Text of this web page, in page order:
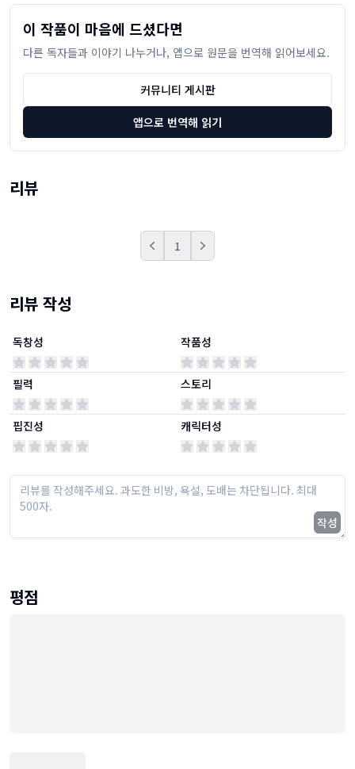
이 작품이 마음에 드셨다면
다른 독자들과 이야기 나누거나, 앱으로 원문을 번역해 읽어보세요.
커뮤니티 게시판
앱으로 번역해 읽기
리뷰
Prev 1 Next
리뷰 작성
독창성
필력
핍진성
작품성
스토리
캐릭터성
작성
평점